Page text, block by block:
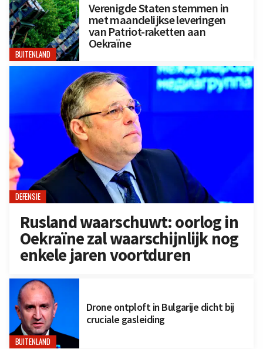
BUITENLAND
Verenigde Staten stemmen in
met maandelijkse leveringen
van Patriot-raketten aan
Oekraïne
DEFENSIE
Rusland waarschuwt: oorlog in
Oekraïne zal waarschijnlijk nog
enkele jaren voortduren
BUITENLAND
Drone ontploft in Bulgarije dicht bij
cruciale gasleiding